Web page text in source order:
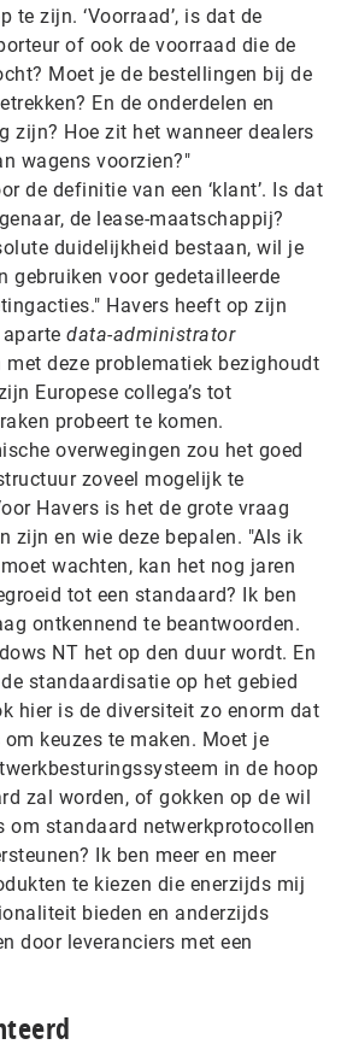
zijn. ‘Voorraad’, is dat de
of ook de voorraad die de
Moet je de bestellingen bij de
En de onderdelen en
zijn? Hoe zit het wanneer dealers
wagens voorzien?"
de definitie van een ‘klant’. Is dat
de lease-maatschappij?
duidelijkheid bestaan, wil je
gebruiken voor gedetailleerde
Havers heeft op zijn
data-administrator
met deze problematiek bezighoudt
Europese collega’s tot
probeert te komen.
overwegingen zou het goed
zoveel mogelijk te
Havers is het de grote vraag
zijn en wie deze bepalen. "Als ik
wachten, kan het nog jaren
tot een standaard? Ik ben
ontkennend te beantwoorden.
NT het op den duur wordt. En
standaardisatie op het gebied
hier is de diversiteit zo enorm dat
keuzes te maken. Moet je
in de hoop
zal worden, of gokken op de wil
om standaard netwerkprotocollen
Ik ben meer en meer
te kiezen die enerzijds mij
bieden en anderzijds
door leveranciers met een